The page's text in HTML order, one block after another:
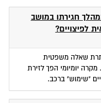
חגירתו במושב
לפיצויים?
שאלה משפטית
יומיומי הפך לזירת
"שימוש" ברכב.